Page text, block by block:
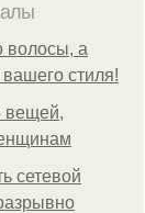
волосы, а
стиля!
вещей,
сетевой